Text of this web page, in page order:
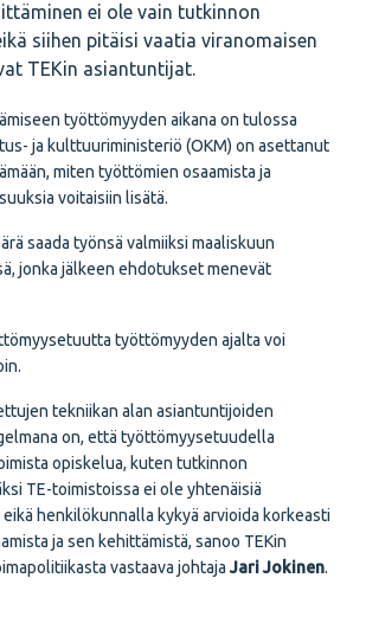
ei ole vain tutkinnon
siihen pitäisi vaatia viranomaisen
TEKin asiantuntijat.
työttömyyden aikana on tulossa
ja kulttuuriministeriö (OKM) on asettanut
miten työttömien osaamista ja
voitaisiin lisätä.
saada työnsä valmiiksi maaliskuun
jonka jälkeen ehdotukset menevät
työttömyyden ajalta voi
tekniikan alan asiantuntijoiden
on, että työttömyysetuudella
opiskelua, kuten tutkinnon
TE-toimistoissa ei ole yhtenäisiä
henkilökunnalla kykyä arvioida korkeasti
ja sen kehittämistä, sanoo TEKin
vastaava johtajaJari Jokinen.